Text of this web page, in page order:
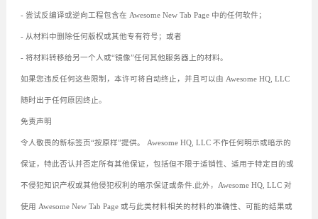
- 尝试反编译或逆向工程包含在 Awesome New Tab Page 中的任何软件；
- 从材料中删除任何版权或其他专有符号；或者
- 将材料转移给另一个人或“镜像”任何其他服务器上的材料。
如果您违反任何这些限制，本许可将自动终止，并且可以由 Awesome HQ, LLC
随时出于任何原因终止。
免责声明
令人敬畏的新标签页“按原样”提供。 Awesome HQ, LLC 不作任何明示或暗示的
保证，特此否认并否定所有其他保证，包括但不限于适销性、适用于特定目的或
不侵犯知识产权或其他侵犯权利的暗示保证或条件.此外，Awesome HQ, LLC 对
使用 Awesome New Tab Page 或与此类材料相关的材料的准确性、可能的结果或